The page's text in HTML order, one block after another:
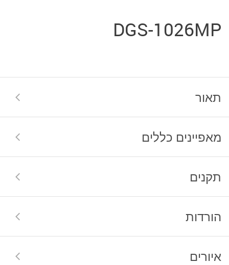
DGS-1026MP
תאור
מאפיינים כללים
תקנים
הורדות
איורים